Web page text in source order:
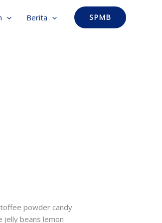
Berita SPMB
powder candy
jelly beans lemon